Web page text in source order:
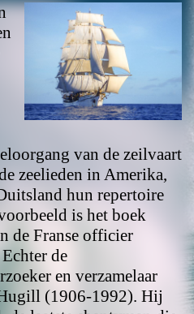
van de zeilvaart
zeelieden in Amerika,
hun repertoire
is het boek
de Franse officier
de
en verzamelaar
(1906-1992). Hij